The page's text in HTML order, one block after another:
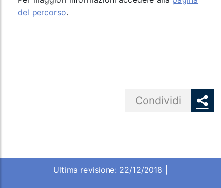
del percorso.
Condividi
Ultima revisione: 22/12/2018 |